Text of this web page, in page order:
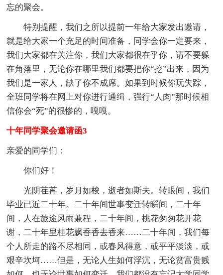
忘的聚会。
特别提醒，我们之所以提前一年给大家发出邀请，
就是给大家一个充足的时间准备，同学会你一定要来，
我们大家都在关注你，我们大家都很在乎你，请不要躲
在角落里，无论你在哪里我们都要把你“挖”出来，因为
我们是一家人，缺了你不成席。如果到时候你玩失踪，
全班同学将在网上对你进行通缉，强行“人肉”那时候相
信你会“死”的很惨的，嘎嘎。
十年同学聚会邀请函3
亲爱的同学们：
你们好！
光阴荏苒，岁月如梭，逝者如斯夫。转眼间，我们
毕业已近二十年。二十年间世事变迁转瞬间，二十年
间，人在旅途风雨兼程，二十年间，桃花匆匆花开花
谢，二十年里桂花飘香香去香来……二十年间，我们每
个人所走的路不尽相同，或春风得意，或平平淡淡，或
艰辛坎坷……但是，无论人生如何浮沉，无论贫富贵贱